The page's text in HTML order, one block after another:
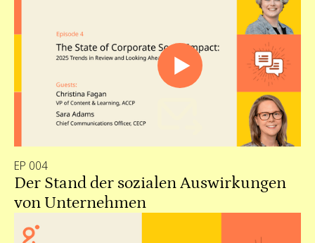
EP 004
Der Stand der sozialen Auswirkungen
von Unternehmen